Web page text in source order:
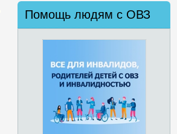
Помощь людям с ОВЗ